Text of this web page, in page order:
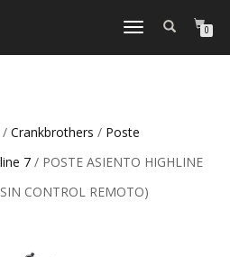
CAMBIAR
0
/ Crankbrothers / Poste
7/ POSTE ASIENTO HIGHLINE
CONTROL REMOTO)